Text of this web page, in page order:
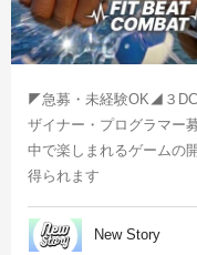
◤急募・未経験OK◢３
ザイナー・プログラマー
中で楽しまれるゲームの
得られます
New Story